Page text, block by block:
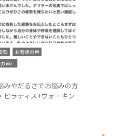
勢
お客様の声
声）
みやだるさでお悩みの方
ピラティス+ウォーキン